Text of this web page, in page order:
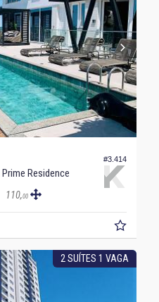
#3.414
Residence
110,00
2 SUÍTES 1 VAGA